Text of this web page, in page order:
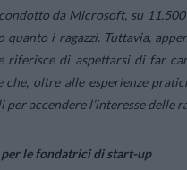
da Microsoft, su
quanto i ragazzi. Tuttavia,
riferisce di aspettarsi di far
oltre alle esperienze
accendere l’interesse delle
le fondatrici di start-up